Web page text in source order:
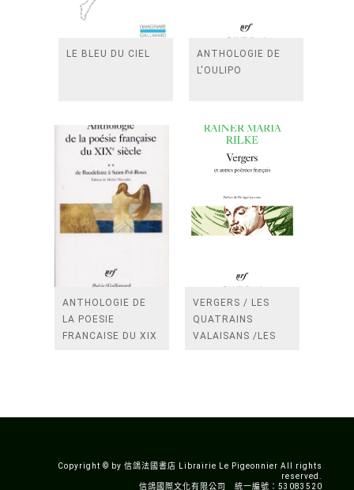
LE BLEU DU CIEL
ANTHOLOGIE DE
L'OULIPO
ANTHOLOGIE DE
LA POESIE
FRANCAISE DU XIX
VERGERS / LES
QUATRAINS
VALAISANS /LES
Copyright © by 信鴿法國書店 Librairie Le Pigeonnier All rights
reserved.
信鴿國際文化有限公司 統一編號：53083520